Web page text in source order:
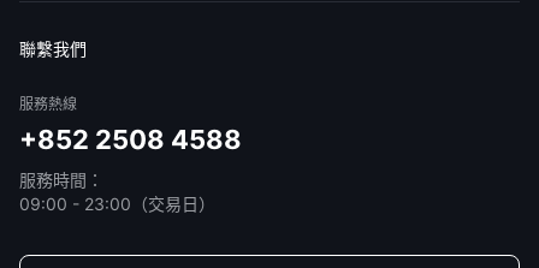
聯繫我們
服務熱線
+852 2508 4588
服務時間：
09:00 - 23:00（交易日）